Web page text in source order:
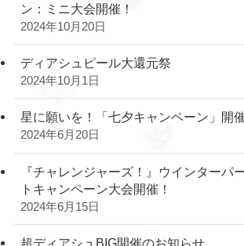
ン：ミニ大会開催！
2024年10月20日
ディアシュピール大還元祭
2024年10月1日
星に願いを！「七夕キャンペーン」開催
2024年6月20日
『チャレンジャーズ！』ウインターパ
トキャンペーン大会開催！
2024年6月15日
超ディアシュBIG開催のお知らせ